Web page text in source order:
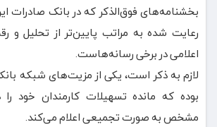
بخشنامه‌های فوق‌الذکر که در بانک صادرات
رعایت شده به مراتب پایین‌تر از تحلیل و
اعلامی در برخی رسانه‌هاست.
لازم به ذکر است، یکی از مزیت‌های شبکه
بوده که مانده تسهیلات کارمندان خود را
مشخص به صورت تجمیعی اعلام می‌کند.